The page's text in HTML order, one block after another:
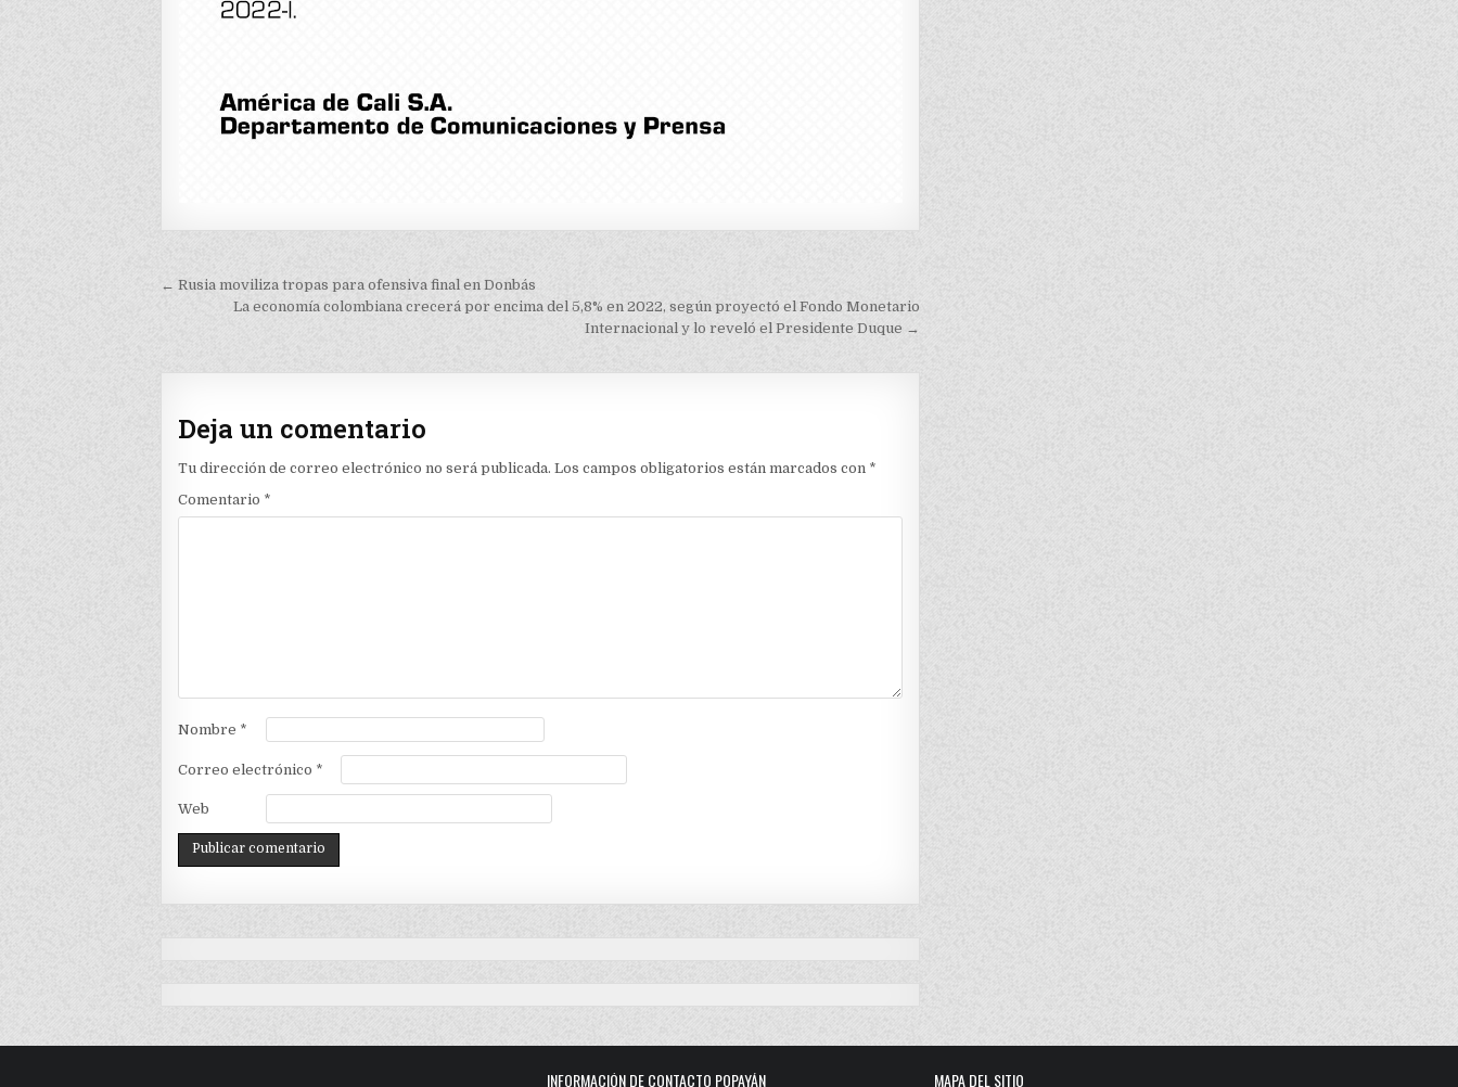
Navegación
← Rusia moviliza tropas para ofensiva final en Donbás
La economía colombiana crecerá por encima del 5,8% en 2022, según proyectó el Fondo Monetario
Internacional y lo reveló el Presidente Duque →
Deja un comentario
Tu dirección de correo electrónico no será publicada. Los campos obligatorios están marcados con *
Comentario *
Nombre *
Correo electrónico *
Web
INFORMACIÓN DE CONTACTO POPAYÁN MAPA DEL SITIO